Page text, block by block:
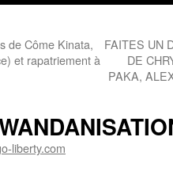
de Côme Kinata,
et rapatriement à
FAITES UN
DE
PAKA,
liberty.com